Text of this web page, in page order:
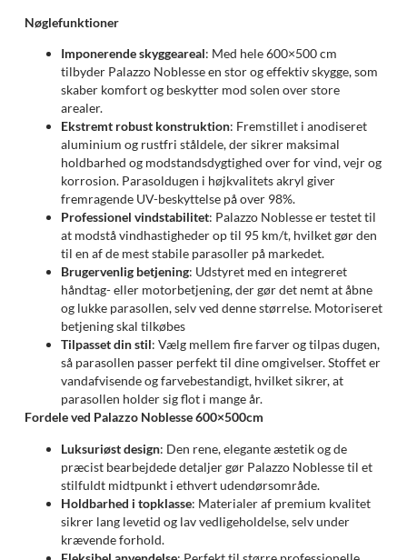
Nøglefunktioner
Imponerende skyggeareal: Med hele 600×500 cm
tilbyder Palazzo Noblesse en stor og effektiv skygge, som
skaber komfort og beskytter mod solen over store
arealer.
Ekstremt robust konstruktion: Fremstillet i anodiseret
aluminium og rustfri ståldele, der sikrer maksimal
holdbarhed og modstandsdygtighed over for vind, vejr og
korrosion. Parasoldugen i højkvalitets akryl giver
fremragende UV-beskyttelse på over 98%.
Professionel vindstabilitet: Palazzo Noblesse er testet til
at modstå vindhastigheder op til 95 km/t, hvilket gør den
til en af de mest stabile parasoller på markedet.
Brugervenlig betjening: Udstyret med en integreret
håndtag- eller motorbetjening, der gør det nemt at åbne
og lukke parasollen, selv ved denne størrelse. Motoriseret
betjening skal tilkøbes
Tilpasset din stil: Vælg mellem fire farver og tilpas dugen,
så parasollen passer perfekt til dine omgivelser. Stoffet er
vandafvisende og farvebestandigt, hvilket sikrer, at
parasollen holder sig flot i mange år.
Fordele ved Palazzo Noblesse 600×500cm
Luksuriøst design: Den rene, elegante æstetik og de
præcist bearbejdede detaljer gør Palazzo Noblesse til et
stilfuldt midtpunkt i ethvert udendørsområde.
Holdbarhed i topklasse: Materialer af premium kvalitet
sikrer lang levetid og lav vedligeholdelse, selv under
krævende forhold.